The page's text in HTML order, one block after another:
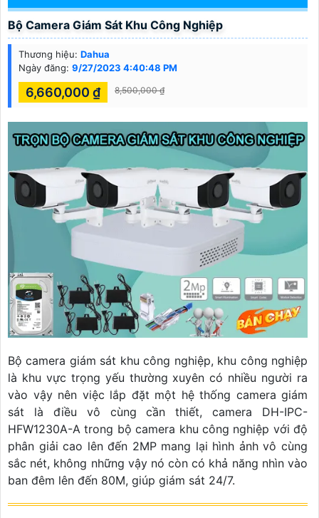
Bộ Camera Giám Sát Khu Công Nghiệp
Thương hiệu: Dahua
Ngày đăng: 9/27/2023 4:40:48 PM
6,660,000 ₫ 8,500,000 ₫
Bộ camera giám sát khu công nghiệp, khu công nghiệp
là khu vực trọng yếu thường xuyên có nhiều người ra
vào vậy nên việc lắp đặt một hệ thống camera giám
sát là điều vô cùng cần thiết, camera DH-IPC-
HFW1230A-A trong bộ camera khu công nghiệp với độ
phân giải cao lên đến 2MP mang lại hình ảnh vô cùng
sắc nét, không những vậy nó còn có khả năng nhìn vào
ban đêm lên đến 80M, giúp giám sát 24/7.